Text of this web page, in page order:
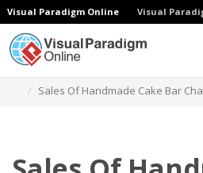
Visual Paradigm Online Visual
Sales Of Handmade Cake Bar